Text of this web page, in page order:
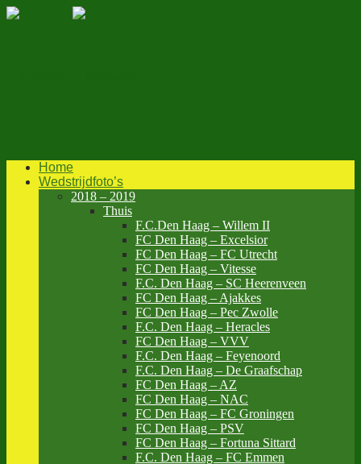
Home
Wedstrijdfoto’s
2018 – 2019
Thuis
F.C.Den Haag – Willem II
FC Den Haag – Excelsior
FC Den Haag – FC Utrecht
FC Den Haag – Vitesse
F.C. Den Haag – SC Heerenveen
FC Den Haag – Ajakkes
FC Den Haag – Pec Zwolle
F.C. Den Haag – Heracles
FC Den Haag – VVV
F.C. Den Haag – Feyenoord
F.C. Den Haag – De Graafschap
FC Den Haag – AZ
FC Den Haag – NAC
FC Den Haag – FC Groningen
FC Den Haag – PSV
FC Den Haag – Fortuna Sittard
F.C. Den Haag – FC Emmen